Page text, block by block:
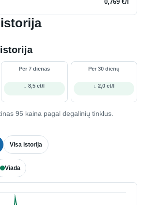
Per 7 dienas
↓ 8,5 ct/l
Per 30 dienų
↓ 2,0 ct/l
95 kaina pagal degalinių tinklus.
Visa istorija
Viada
0,769 €/l